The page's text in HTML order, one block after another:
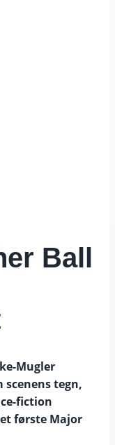
Ball
Mugler
tegn,
fiction
første Major